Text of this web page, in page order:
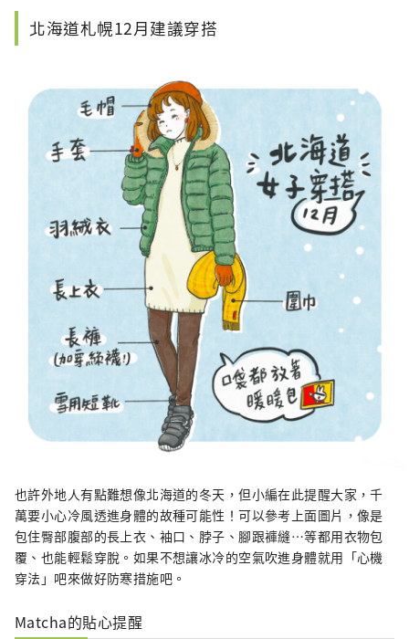
北海道札幌12月建議穿搭
也許外地人有點難想像北海道的冬天，但小編在此提醒大家，千
萬要小心冷風透進身體的故種可能性！可以參考上面圖片，像是
包住臀部腹部的長上衣、袖口、脖子、腳跟褲縫⋯等都用衣物包
覆、也能輕鬆穿脫。如果不想讓冰冷的空氣吹進身體就用「心機
穿法」吧來做好防寒措施吧。
Matcha的貼心提醒